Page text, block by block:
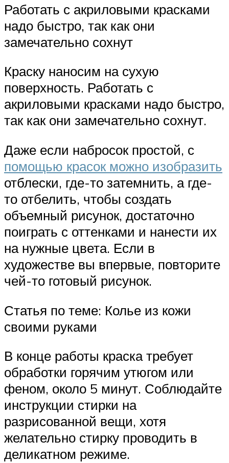
Работать с акриловыми красками
надо быстро, так как они
замечательно сохнут
Краску наносим на сухую
поверхность. Работать с
акриловыми красками надо быстро,
так как они замечательно сохнут.
Даже если набросок простой, с
помощью красок можно изобразить
отблески, где-то затемнить, а где-
то отбелить, чтобы создать
объемный рисунок, достаточно
поиграть с оттенками и нанести их
на нужные цвета. Если в
художестве вы впервые, повторите
чей-то готовый рисунок.
Статья по теме: Колье из кожи
своими руками
В конце работы краска требует
обработки горячим утюгом или
феном, около 5 минут. Соблюдайте
инструкции стирки на
разрисованной вещи, хотя
желательно стирку проводить в
деликатном режиме.